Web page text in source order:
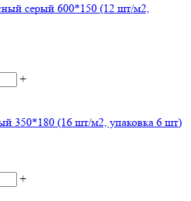
серый 600*150 (12 шт/м2,
+
350*180 (16 шт/м2, упаковка 6 шт)
+